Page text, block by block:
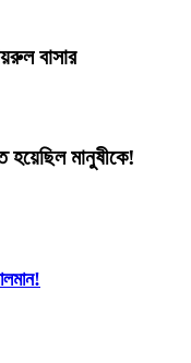
বাসার
হয়েছিল মানুষীকে!